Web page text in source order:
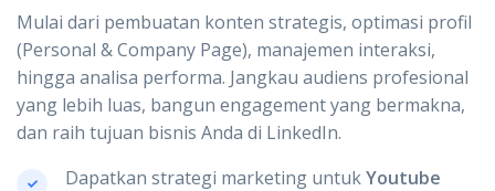
Mulai dari pembuatan konten strategis, optimasi profil
(Personal & Company Page), manajemen interaksi,
hingga analisa performa. Jangkau audiens profesional
yang lebih luas, bangun engagement yang bermakna,
dan raih tujuan bisnis Anda di LinkedIn.
Dapatkan strategi marketing untukYoutube